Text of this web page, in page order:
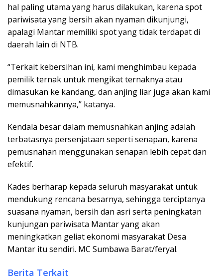
hal paling utama yang harus dilakukan, karena spot
pariwisata yang bersih akan nyaman dikunjungi,
apalagi Mantar memiliki spot yang tidak terdapat di
daerah lain di NTB.
“Terkait kebersihan ini, kami menghimbau kepada
pemilik ternak untuk mengikat ternaknya atau
dimasukan ke kandang, dan anjing liar juga akan kami
memusnahkannya,” katanya.
Kendala besar dalam memusnahkan anjing adalah
terbatasnya persenjataan seperti senapan, karena
pemusnahan menggunakan senapan lebih cepat dan
efektif.
Kades berharap kepada seluruh masyarakat untuk
mendukung rencana besarnya, sehingga terciptanya
suasana nyaman, bersih dan asri serta peningkatan
kunjungan pariwisata Mantar yang akan
meningkatkan geliat ekonomi masyarakat Desa
Mantar itu sendiri. MC Sumbawa Barat/feryal.
Berita Terkait